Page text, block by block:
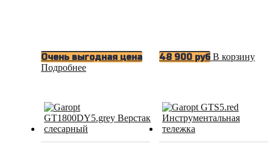
Очень выгодная цена
Подробнее
48 900 руб В корзину